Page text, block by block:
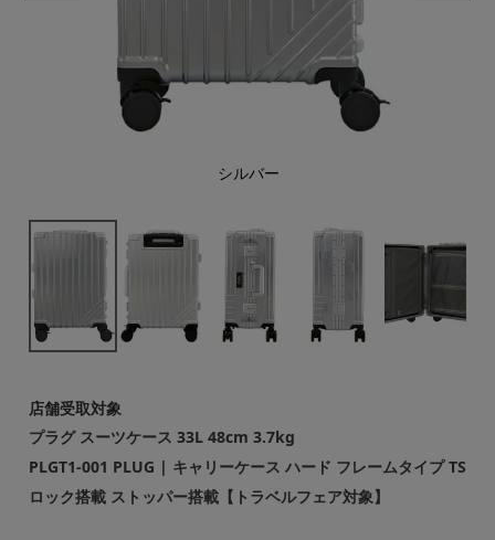
シルバー
店舗受取対象
プラグ スーツケース 33L 48cm 3.7kg
PLGT1-001 PLUG | キャリーケース ハード フレームタイプ TS
ロック搭載 ストッパー搭載【トラベルフェア対象】